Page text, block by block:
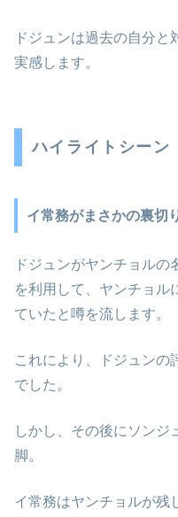
ドジュンは過去の自分
実感します。
ハイライトシーン
イ常務がまさかの裏切
ドジュンがヤンチョルの
を利用して、ヤンチョル
ていたと噂を流します。
これにより、ドジュンの
でした。
しかし、その後にソンジ
脚。
イ常務はヤンチョルが残